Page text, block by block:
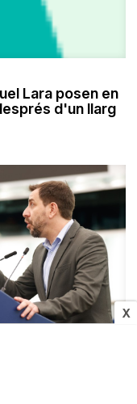
X
Lara posen en
d'un llarg